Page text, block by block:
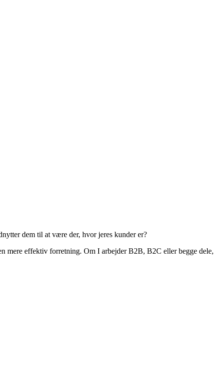
dem til at være der, hvor jeres kunder er?
mere effektiv forretning. Om I arbejder B2B, B2C eller begge dele,